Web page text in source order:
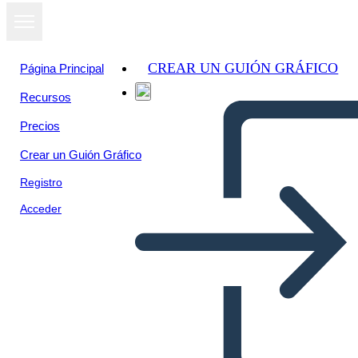
Página Principal
Recursos
Precios
Crear un Guión Gráfico
Registro
Acceder
CREAR UN GUIÓN GRÁFICO